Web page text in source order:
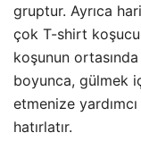
gruptur. Ayrıca
çok T-shirt
koşunun
boyunca, gülmek
etmenize
hatırlatır.